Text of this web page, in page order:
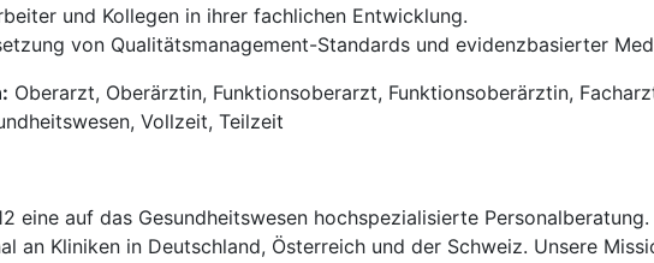
und Kollegen in ihrer fachlichen Entwicklung.
von Qualitätsmanagement-Standards und evidenzbasierter
Oberarzt, Oberärztin, Funktionsoberarzt, Funktionsoberärztin,
Vollzeit, Teilzeit
eine auf das Gesundheitswesen hochspezialisierte
an Kliniken in Deutschland, Österreich und der Schweiz. Unsere